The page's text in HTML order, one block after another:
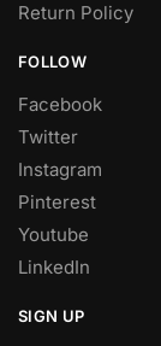
Return Policy
FOLLOW
Facebook
Twitter
Instagram
Pinterest
Youtube
LinkedIn
SIGN UP